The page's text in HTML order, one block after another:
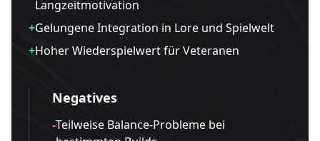
Langzeitmotivation
+Gelungene Integration in Lore und Spielwelt
+Hoher Wiederspielwert für Veteranen
Negatives
-Teilweise Balance-Probleme bei